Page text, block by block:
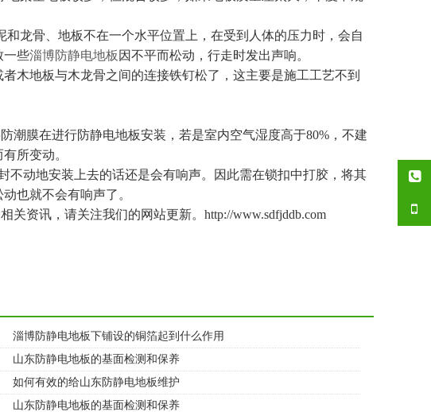
龙骨、地板不在一个水平位置上，在受到人体的压力时，会自
一些淄博防静电地板 因不平而松动，行走时发出声响。
地板与木龙骨之间的连接铁钉松了，这主要是施工工艺不到
膜在进行防静电地板安装，若是室内空气湿度高于80%，不建
所变动。
动地安装上去的话还是会有响声。因此需在锁扣中打胶，将其
也就不会有响声了。
关资讯，请关注我们的网站更新。http://www.sdfjddb.com
淄博防静电地板下铺设的铜箔起到什么作用
山东防静电地板的基面检测和保养
如何有效的给山东防静电地板维护
山东防静电地板的基面检测和保养